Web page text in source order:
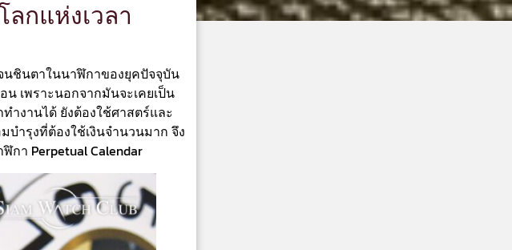
กแห่งเวลา
นชินตาในนาฬิกาของยุคปัจจุบัน
เพราะนอกจากมันจะเคยเป็น
งานได้ ยังต้องใช้ศาสตร์และ
ำรุงที่ต้องใช้เงินจำนวนมาก จึง
า Perpetual Calendar